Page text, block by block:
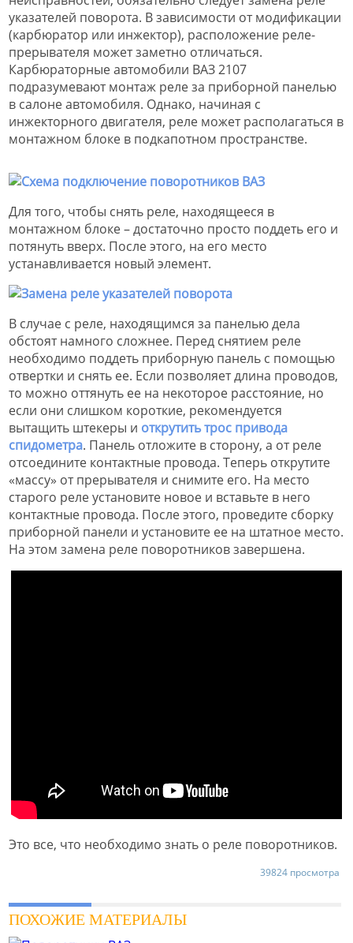
указателей поворота. В зависимости от модификации
(карбюратор или инжектор), расположение реле-
прерывателя может заметно отличаться.
Карбюраторные автомобили ВАЗ 2107
подразумевают монтаж реле за приборной панелью
в салоне автомобиля. Однако, начиная с
инжекторного двигателя, реле может располагаться в
монтажном блоке в подкапотном пространстве.
Для того, чтобы снять реле, находящееся в
монтажном блоке – достаточно просто поддеть его и
потянуть вверх. После этого, на его место
устанавливается новый элемент.
В случае с реле, находящимся за панелью дела
обстоят намного сложнее. Перед снятием реле
необходимо поддеть приборную панель с помощью
отвертки и снять ее. Если позволяет длина проводов,
то можно оттянуть ее на некоторое расстояние, но
если они слишком короткие, рекомендуется
вытащить штекеры и открутить трос привода
спидометра. Панель отложите в сторону, а от реле
отсоедините контактные провода. Теперь открутите
«массу» от прерывателя и снимите его. На место
старого реле установите новое и вставьте в него
контактные провода. После этого, проведите сборку
приборной панели и установите ее на штатное место.
На этом замена реле поворотников завершена.
Это все, что необходимо знать о реле поворотников.
39824 просмотра
ПОХОЖИЕ МАТЕРИАЛЫ